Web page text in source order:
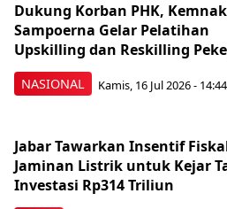
NASIONAL
Dukung Korban PHK,
Sampoerna Gelar Pelatihan
Upskilling dan Reskilling
Kamis, 16 Jul 2026 - 14:44
Jabar Tawarkan Insentif
Jaminan Listrik untuk Kejar
Investasi Rp314 Triliun